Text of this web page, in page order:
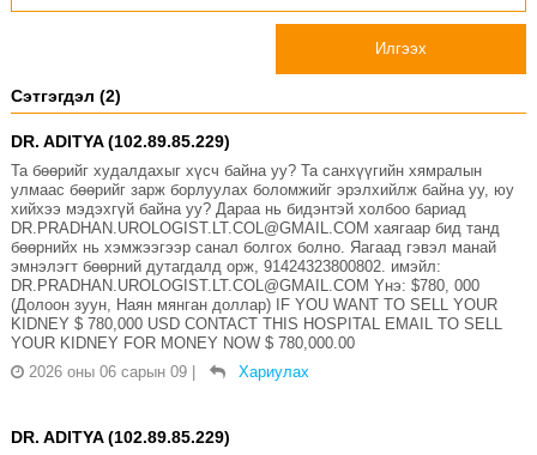
Илгээх
Сэтгэгдэл (2)
DR. ADITYA (102.89.85.229)
Та бөөрийг худалдахыг хүсч байна уу? Та санхүүгийн хямралын
улмаас бөөрийг зарж борлуулах боломжийг эрэлхийлж байна уу, юу
хийхээ мэдэхгүй байна уу? Дараа нь бидэнтэй холбоо бариад
DR.PRADHAN.UROLOGIST.LT.COL@GMAIL.COM хаягаар бид танд
бөөрнийх нь хэмжээгээр санал болгох болно. Яагаад гэвэл манай
эмнэлэгт бөөрний дутагдалд орж, 91424323800802. имэйл:
DR.PRADHAN.UROLOGIST.LT.COL@GMAIL.COM Yнэ: $780, 000
(Долоон зуун, Наян мянган доллар) IF YOU WANT TO SELL YOUR
KIDNEY $ 780,000 USD CONTACT THIS HOSPITAL EMAIL TO SELL
YOUR KIDNEY FOR MONEY NOW $ 780,000.00
2026 оны 06 сарын 09 | Хариулах
DR. ADITYA (102.89.85.229)